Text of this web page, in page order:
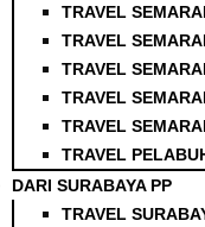
TRAVEL
TRAVEL
TRAVEL
TRAVEL
TRAVEL
TRAVEL
DARI SURABAYA PP
TRAVEL